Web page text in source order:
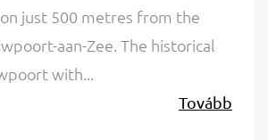
just 500 metres from the
aan-Zee. The historical
with...
Tovább